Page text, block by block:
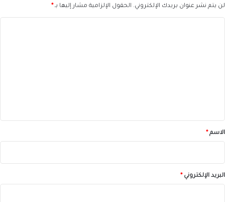
لن يتم نشر عنوان بريدك الإلكتروني. الحقول الإلزامية مشار إليها بـ*
*الاسم*
البريد الإلكتروني*